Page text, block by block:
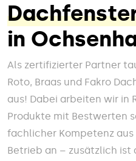
in
Als zertifizierter Partner
Roto, Braas und Fakro
aus! Dabei arbeiten wir in
Produkte mit Bestwerten
fachlicher Kompetenz
Betrieb an – zusätzlich ist